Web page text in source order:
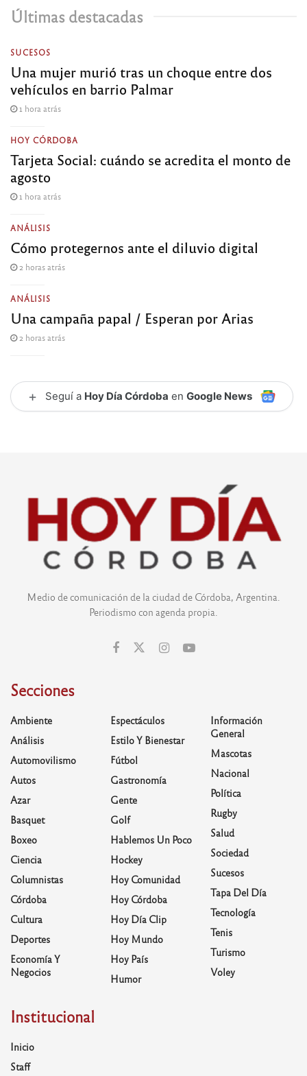
Últimas destacadas
SUCESOS
Una mujer murió tras un choque entre dos
vehículos en barrio Palmar
1 hora atrás
HOY CÓRDOBA
Tarjeta Social: cuándo se acredita el monto de
agosto
1 hora atrás
ANÁLISIS
Cómo protegernos ante el diluvio digital
2 horas atrás
ANÁLISIS
Una campaña papal / Esperan por Arias
2 horas atrás
+ Seguí a Hoy Día Córdoba en Google News
Medio de comunicación de la ciudad de Córdoba, Argentina.
Periodismo con agenda propia.
Secciones
Ambiente
Análisis
Automovilismo
Autos
Azar
Basquet
Boxeo
Ciencia
Columnistas
Córdoba
Cultura
Deportes
Economía Y
Negocios
Espectáculos
Estilo Y Bienestar
Fútbol
Gastronomía
Gente
Golf
Hablemos Un Poco
Hockey
Hoy Comunidad
Hoy Córdoba
Hoy Día Clip
Hoy Mundo
Hoy País
Humor
Información
General
Mascotas
Nacional
Política
Rugby
Salud
Sociedad
Sucesos
Tapa Del Día
Tecnología
Tenis
Turismo
Voley
Institucional
Inicio
Staff